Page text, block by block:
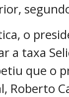
o
a taxa
que o
Roberto